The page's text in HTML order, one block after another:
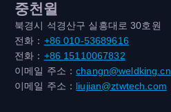
중천윌
북경시 석경산구 실흥대로 30호원
전화： +86 010-53689616
전화： +86 15110067832
이메일 주소：changn@weldking.cn
이메일 주소： liujian@ztwtech.com